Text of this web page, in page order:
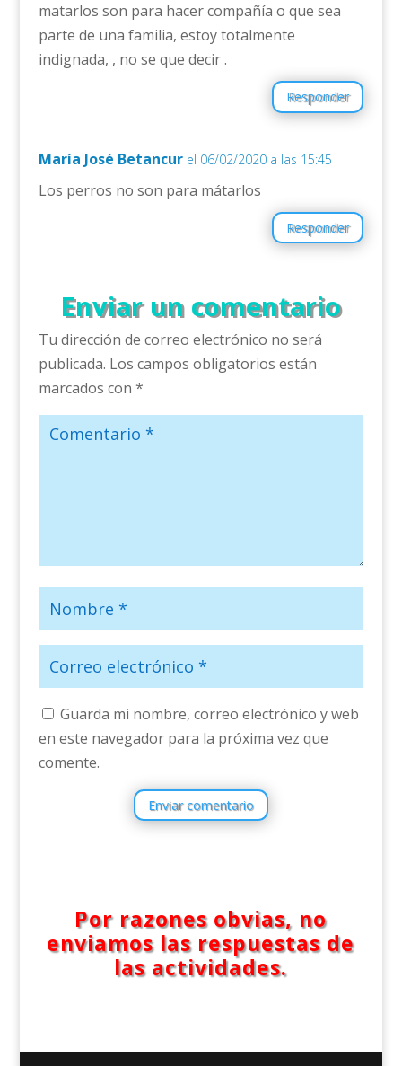
matarlos son para hacer compañía o que sea
parte de una familia, estoy totalmente
indignada, , no se que decir .
Responder
María José Betancur el 06/02/2020 a las 15:45
Los perros no son para mátarlos
Responder
Enviar un comentario
Tu dirección de correo electrónico no será
publicada. Los campos obligatorios están
marcados con *
Guarda mi nombre, correo electrónico y web
en este navegador para la próxima vez que
comente.
Enviar comentario
Por razones obvias, no
enviamos las respuestas de
las actividades.